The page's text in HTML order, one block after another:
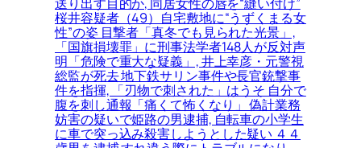
桜井容疑者（49）自宅敷地に“うずくまる女
性”の姿 目撃者「真冬でも見られた光景」,
「国旗損壊罪」に刑事法学者148人が反対声
明「危険で重大な疑義」, 井上幸彦・元警視
総監が死去 地下鉄サリン事件や長官銃撃事
件を指揮, 「刃物で刺された」はうそ 自分で
腹を刺し通報「痛くて怖くなり」 偽計業務
妨害の疑いで姫路の男逮捕, 自転車の小学生
に車で突っ込み殺害しようとした疑い ４４